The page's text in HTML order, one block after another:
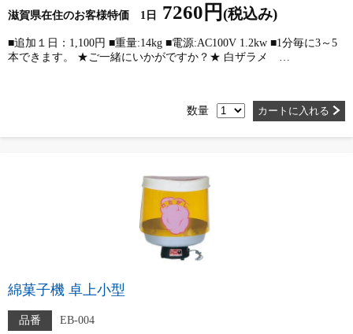
滋賀県在住のお客様特価 1日 7260円(税込み)
■追加１日：1,100円 ■重量:14kg ■電源:AC100V 1.2kw ■1分毎に3～5
本できます。 ★ご一緒にいかがですか？★ 白ザラメ …
数量 カートに入れる
綿菓子機 卓上小型
品番 EB-004